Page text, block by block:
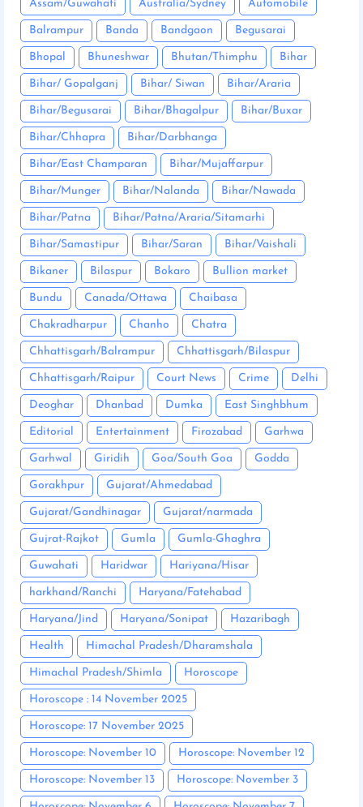
Assam/Guwahati Australia/Sydney Automobile
Balrampur Banda Bandgaon Begusarai
Bhopal Bhuneshwar Bhutan/Thimphu Bihar
Bihar/ Gopalganj Bihar/ Siwan Bihar/Araria
Bihar/Begusarai Bihar/Bhagalpur Bihar/Buxar
Bihar/Chhapra Bihar/Darbhanga
Bihar/East Champaran Bihar/Mujaffarpur
Bihar/Munger Bihar/Nalanda Bihar/Nawada
Bihar/Patna Bihar/Patna/Araria/Sitamarhi
Bihar/Samastipur Bihar/Saran Bihar/Vaishali
Bikaner Bilaspur Bokaro Bullion market
Bundu Canada/Ottawa Chaibasa
Chakradharpur Chanho Chatra
Chhattisgarh/Balrampur Chhattisgarh/Bilaspur
Chhattisgarh/Raipur Court News Crime Delhi
Deoghar Dhanbad Dumka East Singhbhum
Editorial Entertainment Firozabad Garhwa
Garhwal Giridih Goa/South Goa Godda
Gorakhpur Gujarat/Ahmedabad
Gujarat/Gandhinagar Gujarat/narmada
Gujrat-Rajkot Gumla Gumla-Ghaghra
Guwahati Haridwar Hariyana/Hisar
harkhand/Ranchi Haryana/Fatehabad
Haryana/Jind Haryana/Sonipat Hazaribagh
Health Himachal Pradesh/Dharamshala
Himachal Pradesh/Shimla Horoscope
Horoscope : 14 November 2025
Horoscope: 17 November 2025
Horoscope: November 10 Horoscope: November 12
Horoscope: November 13 Horoscope: November 3